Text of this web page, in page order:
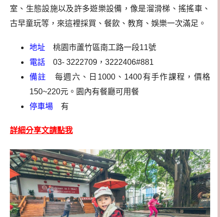
室、生態設施以及許多遊樂設備，像是溜滑梯、搖搖車、
古早童玩等，來這裡採買、餐飲、教育、娛樂一次滿足。
地址 桃園市蘆竹區南工路一段11號
電話 03- 3222709，3222406#881
備註
每週六、日1000、1400有手作課程，價格
150~220元。園內有餐廳可用餐
停車場 有
詳細分享文請點我